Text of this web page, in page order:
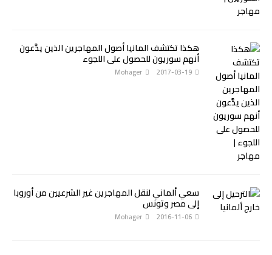
هكذا تكتشف المانيا أصول المهاجرين الذين يدَّعون
أنهم سوريون للحصول على اللجوء
2017-03-19
Mohager
سعي ألماني لنقل المهاجرين غير الشرعيين من أوروبا
إلى مصر وتونس
2016-11-06
Mohager